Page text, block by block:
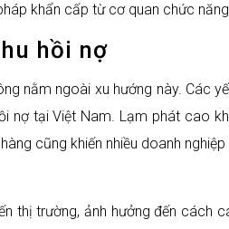
khẩn cấp từ cơ quan chức
hồi nợ
nằm ngoài xu hướng này. Các
nợ tại Việt Nam. Lạm phát cao
cũng khiến nhiều doanh
thị trường, ảnh hưởng đến cách